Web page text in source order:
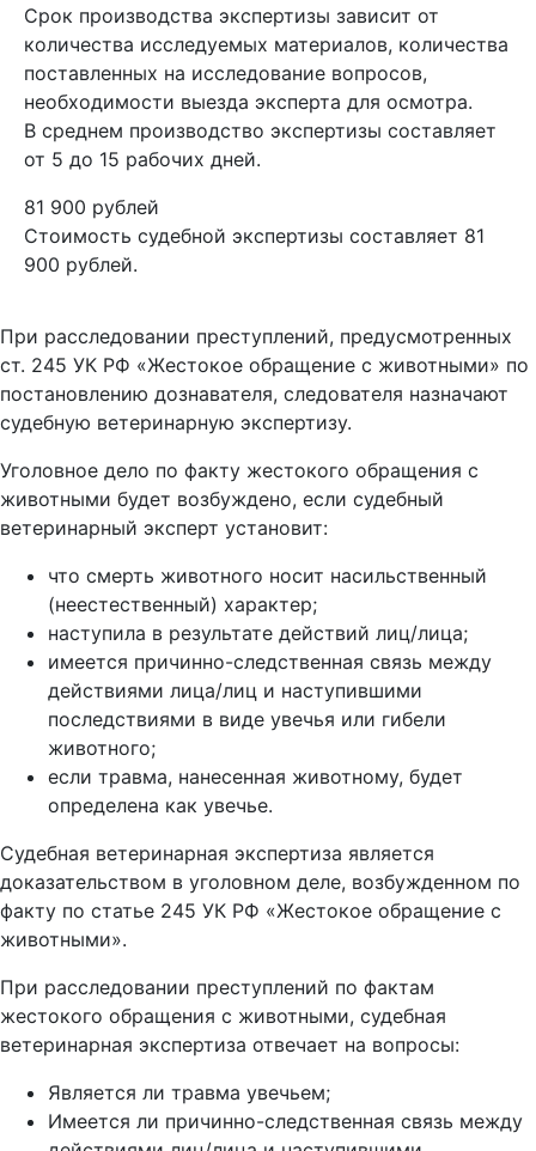
Срок производства экспертизы зависит от
количества исследуемых материалов, количества
поставленных на исследование вопросов,
необходимости выезда эксперта для осмотра.
В среднем производство экспертизы составляет
от 5 до 15 рабочих дней.
81 900 рублей
Стоимость судебной экспертизы составляет 81
900 рублей.
При расследовании преступлений, предусмотренных
ст. 245 УК РФ «Жестокое обращение с животными» по
постановлению дознавателя, следователя назначают
судебную ветеринарную экспертизу.
Уголовное дело по факту жестокого обращения с
животными будет возбуждено, если судебный
ветеринарный эксперт установит:
что смерть животного носит насильственный
(неестественный) характер;
наступила в результате действий лиц/лица;
имеется причинно-следственная связь между
действиями лица/лиц и наступившими
последствиями в виде увечья или гибели
животного;
если травма, нанесенная животному, будет
определена как увечье.
Судебная ветеринарная экспертиза является
доказательством в уголовном деле, возбужденном по
факту по статье 245 УК РФ «Жестокое обращение с
животными».
При расследовании преступлений по фактам
жестокого обращения с животными, судебная
ветеринарная экспертиза отвечает на вопросы:
Является ли травма увечьем;
Имеется ли причинно-следственная связь между